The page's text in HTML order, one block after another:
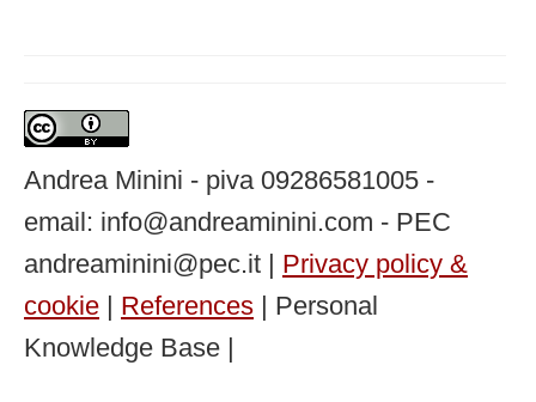
Andrea Minini - piva 09286581005 -
email: info@andreaminini.com - PEC
andreaminini@pec.it | Privacy policy &
cookie | References | Personal
Knowledge Base |